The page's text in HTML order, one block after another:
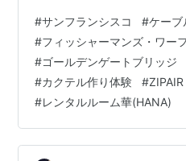
でケーブルカーの始発駅
ルカーが出発の順番待ちをし
換もターンテーブルを使って
カーに乗り込むと、運転手が
「しっかりつかまって」と掛
ー…
#サンフランシスコ #ケーブ
#フィッシャーマンズ・ワーフ
#ゴールデンゲートブリッジ
#カクテル作り体験 #ZIPAIR
#レンタルルーム華(HANA)